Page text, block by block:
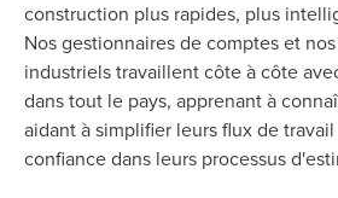
construction plus rapides, plus
Nos gestionnaires de comptes et
industriels travaillent côte à côte
dans tout le pays, apprenant à
aidant à simplifier leurs flux de
confiance dans leurs processus